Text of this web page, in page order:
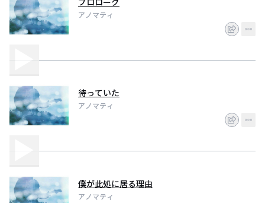
アノマティ
待っていた
アノマティ
僕が此処に居る理由
アノマティ